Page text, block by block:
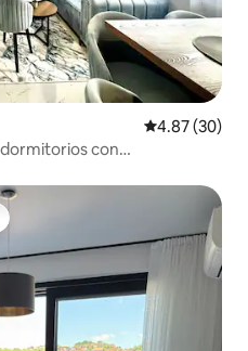
Calificación
4.87 (30)
con